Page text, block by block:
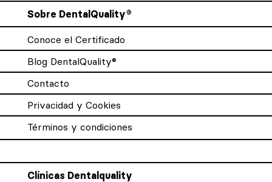
Sobre DentalQuality®
Conoce el Certificado
Blog DentalQuality®
Contacto
Privacidad y Cookies
Términos y condiciones
Clínicas Dentalquality